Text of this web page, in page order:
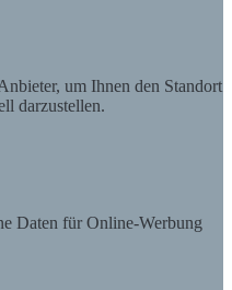
um Ihnen den Standort
darzustellen.
Daten für Online-Werbung